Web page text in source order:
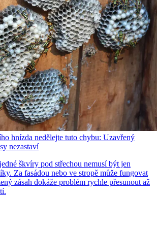
hnízda nedělejte tuto chybu: Uzavřený
nezastaví
škvíry pod střechou nemusí být jen
Za fasádou nebo ve stropě může fungovat
zásah dokáže problém rychle přesunout až